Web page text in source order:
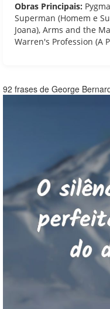
Obras Principais:
Superman (Homem e
Joana), Arms and the
Warren's Profession (A
92 frases de George